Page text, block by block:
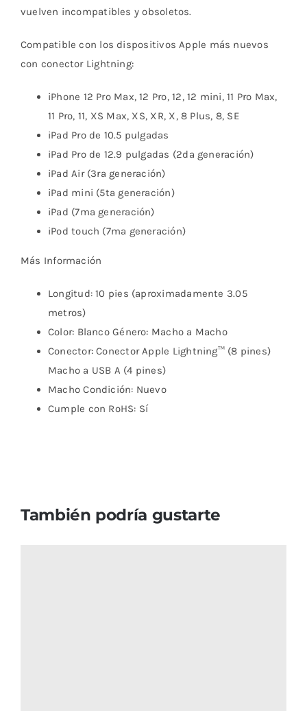
vuelven incompatibles y obsoletos.
Compatible con los dispositivos Apple más nuevos
con conector Lightning:
iPhone 12 Pro Max, 12 Pro, 12, 12 mini, 11 Pro Max,
11 Pro, 11, XS Max, XS, XR, X, 8 Plus, 8, SE
iPad Pro de 10.5 pulgadas
iPad Pro de 12.9 pulgadas (2da generación)
iPad Air (3ra generación)
iPad mini (5ta generación)
iPad (7ma generación)
iPod touch (7ma generación)
Más Información
Longitud: 10 pies (aproximadamente 3.05
metros)
Color: Blanco Género: Macho a Macho
Conector: Conector Apple Lightning™ (8 pines)
Macho a USB A (4 pines)
Macho Condición: Nuevo
Cumple con RoHS: Sí
También podría gustarte